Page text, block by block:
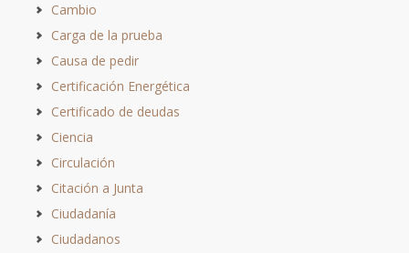
Cambio
Carga de la prueba
Causa de pedir
Certificación Energética
Certificado de deudas
Ciencia
Circulación
Citación a Junta
Ciudadanía
Ciudadanos